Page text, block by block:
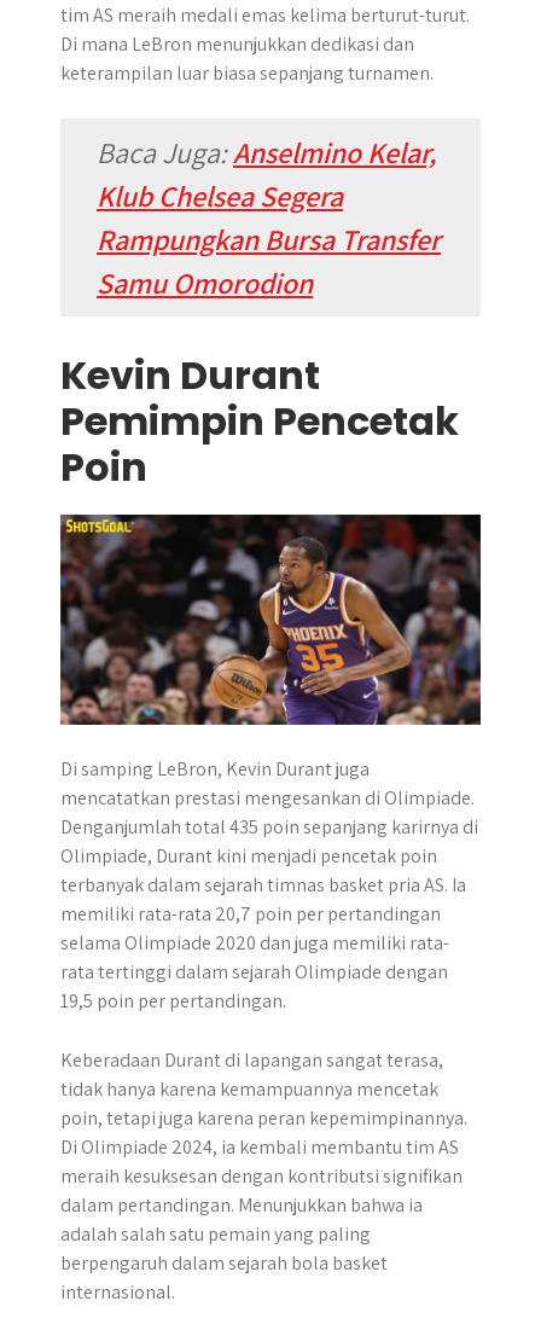
tim AS meraih medali emas kelima berturut-turut.
Di mana LeBron menunjukkan dedikasi dan
keterampilan luar biasa sepanjang turnamen.
Baca Juga:Anselmino Kelar,
Klub Chelsea Segera
Rampungkan Bursa Transfer
Samu Omorodion
Kevin Durant
Pemimpin Pencetak
Poin
Di samping LeBron, Kevin Durant juga
mencatatkan prestasi mengesankan di Olimpiade.
Denganjumlah total 435 poin sepanjang karirnya di
Olimpiade, Durant kini menjadi pencetak poin
terbanyak dalam sejarah timnas basket pria AS. Ia
memiliki rata-rata 20,7 poin per pertandingan
selama Olimpiade 2020 dan juga memiliki rata-
rata tertinggi dalam sejarah Olimpiade dengan
19,5 poin per pertandingan.
Keberadaan Durant di lapangan sangat terasa,
tidak hanya karena kemampuannya mencetak
poin, tetapi juga karena peran kepemimpinannya.
Di Olimpiade 2024, ia kembali membantu tim AS
meraih kesuksesan dengan kontributsi signifikan
dalam pertandingan. Menunjukkan bahwa ia
adalah salah satu pemain yang paling
berpengaruh dalam sejarah bola basket
internasional.